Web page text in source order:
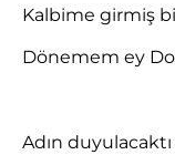
Kalbime girmiş
Dönemem ey
Adın